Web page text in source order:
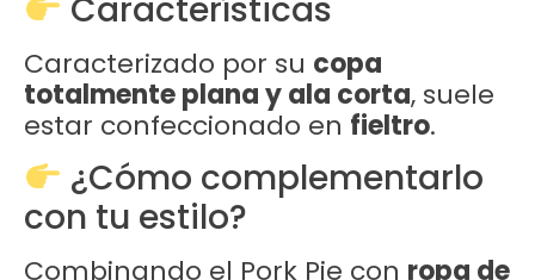
Características
Caracterizado por su copa
totalmente plana y ala corta, suele
estar confeccionado en fieltro.
¿Cómo complementarlo
con tu estilo?
Combinando el Pork Pie con ropa de